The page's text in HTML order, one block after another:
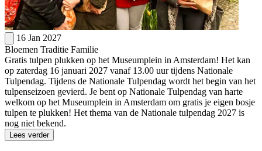
16 Jan 2027
Bloemen Traditie Familie
Gratis tulpen plukken op het Museumplein in Amsterdam! Het kan
op zaterdag 16 januari 2027 vanaf 13.00 uur tijdens Nationale
Tulpendag. Tijdens de Nationale Tulpendag wordt het begin van het
tulpenseizoen gevierd. Je bent op Nationale Tulpendag van harte
welkom op het Museumplein in Amsterdam om gratis je eigen bosje
tulpen te plukken! Het thema van de Nationale tulpendag 2027 is
nog niet bekend.
Lees verder